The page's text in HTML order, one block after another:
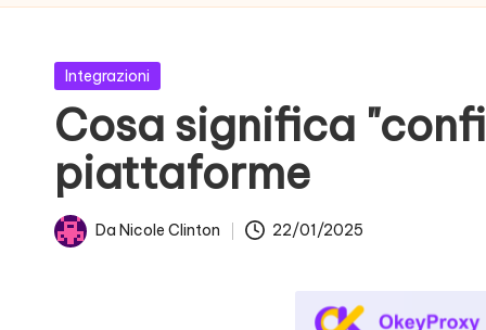
x
y
r
e
HTTP(S)/SOCKS5,
su
prove
gratuite
di
proxy
web,
Pubblicato
Integrazioni
Cosa significa
piattaforme
Postato
Da Nicole Clinton 22/01/2025